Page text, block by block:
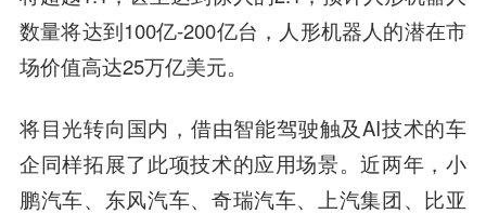
数量将达到100亿-200亿台，人形机器人的潜在市
场价值高达25万亿美元。
将目光转向国内，借由智能驾驶触及AI技术的车
企同样拓展了此项技术的应用场景。近两年，小
鹏汽车、东风汽车、奇瑞汽车、上汽集团、比亚